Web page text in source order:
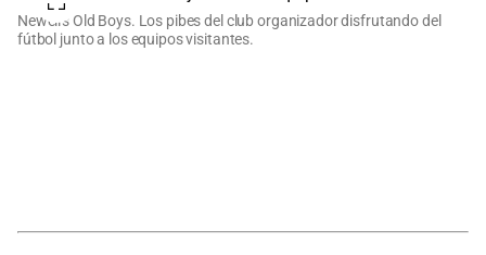
Newell's Old Boys. Los pibes del club organizador disfrutando del
fútbol junto a los equipos visitantes.